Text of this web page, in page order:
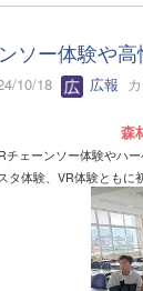
ソー体験や
10/18 広報
森
チェーンソー体験やハ
タ体験、VR体験ともに